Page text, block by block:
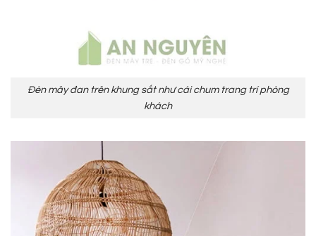
Đèn mây đan trên khung sắt như cái chum trang trí phòng
khách